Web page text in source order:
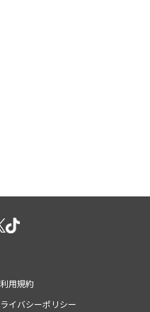
用規約
イバシーポリシー